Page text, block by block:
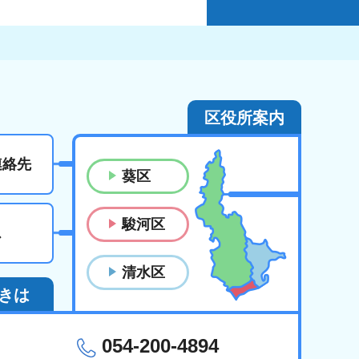
先
区役所案内
葵区
駿河区
清水区
は
054-200-4894